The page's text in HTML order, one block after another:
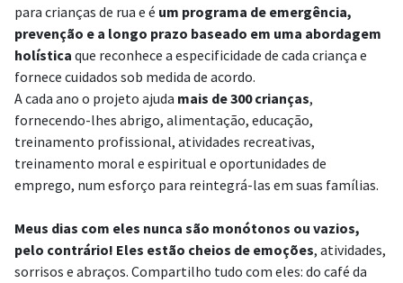
para crianças de rua e é um programa de emergência,
prevenção e a longo prazo baseado em uma abordagem
holística que reconhece a especificidade de cada criança e
fornece cuidados sob medida de acordo.
A cada ano o projeto ajuda mais de 300 crianças,
fornecendo-lhes abrigo, alimentação, educação,
treinamento profissional, atividades recreativas,
treinamento moral e espiritual e oportunidades de
emprego, num esforço para reintegrá-las em suas famílias.
Meus dias com eles nunca são monótonos ou vazios,
pelo contrário! Eles estão cheios de emoções, atividades,
sorrisos e abraços. Compartilho tudo com eles: do café da